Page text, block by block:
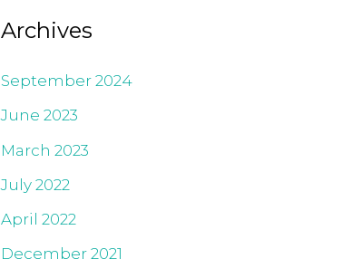
Archives
September 2024
June 2023
March 2023
July 2022
April 2022
December 2021